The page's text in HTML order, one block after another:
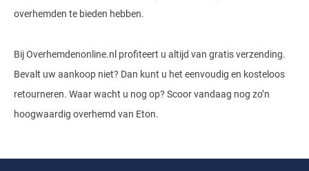
overhemden te bieden hebben.
Bij Overhemdenonline.nl profiteert u altijd van gratis verzending.
Bevalt uw aankoop niet? Dan kunt u het eenvoudig en kosteloos
retourneren. Waar wacht u nog op? Scoor vandaag nog zo’n
hoogwaardig overhemd van Eton.